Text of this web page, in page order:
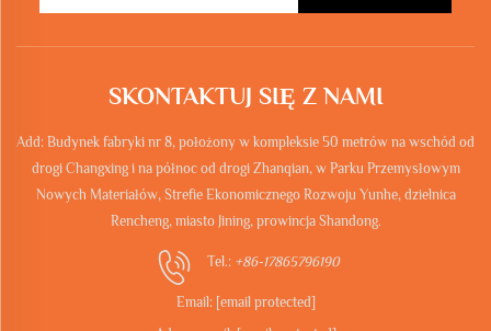
SKONTAKTUJ SIĘ Z NAMI
Add: Budynek fabryki nr 8, położony w kompleksie 50 metrów na wschód od
drogi Changxing i na północ od drogi Zhanqian, w Parku Przemysłowym
Nowych Materiałów, Strefie Ekonomicznego Rozwoju Yunhe, dzielnica
Rencheng, miasto Jining, prowincja Shandong.
Tel.: +86-17865796190
Email: [email protected]